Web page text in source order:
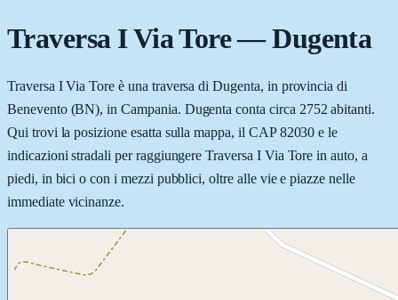
Traversa I Via Tore—Dugenta
Traversa I Via Tore è una traversa di Dugenta, in provincia di
Benevento (BN), in Campania. Dugenta conta circa 2752 abitanti.
Qui trovi la posizione esatta sulla mappa, il CAP 82030 e le
indicazioni stradali per raggiungere Traversa I Via Tore in auto, a
piedi, in bici o con i mezzi pubblici, oltre alle vie e piazze nelle
immediate vicinanze.